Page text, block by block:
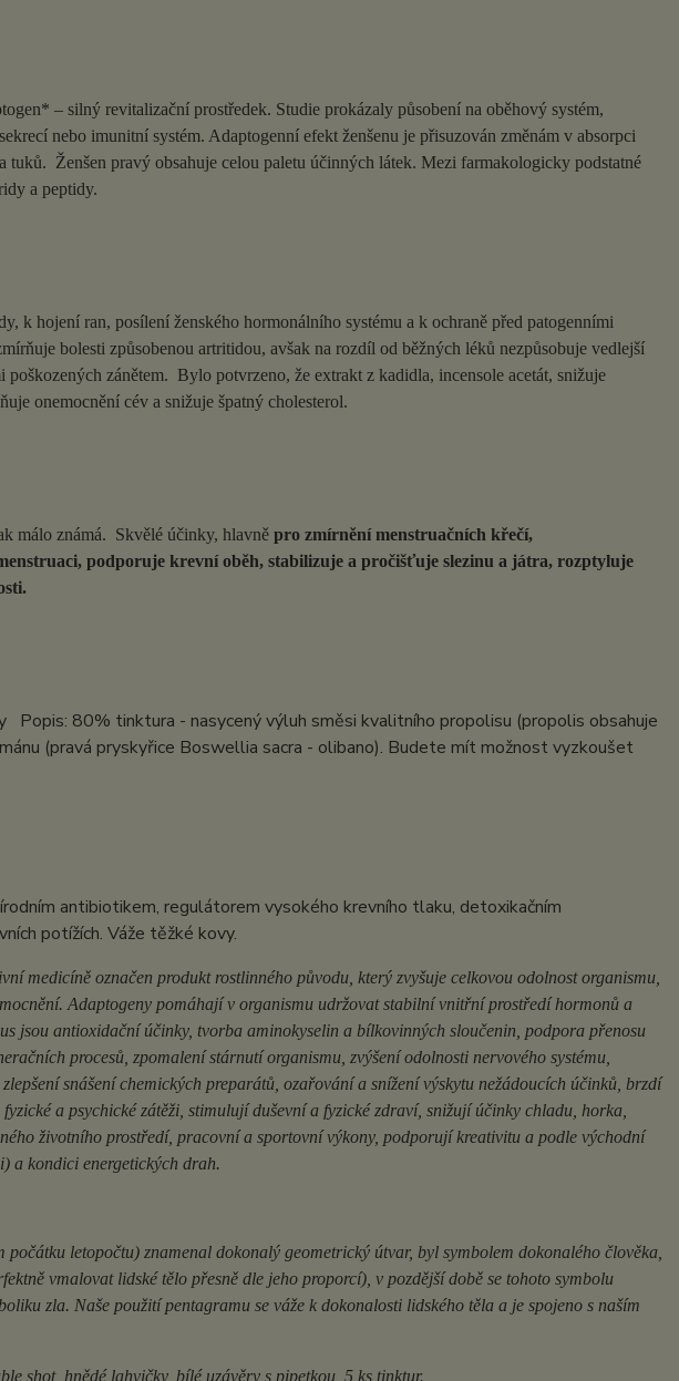
– silný revitalizační prostředek. Studie prokázaly působení na oběhový systém,
nebo imunitní systém. Adaptogenní efekt ženšenu je přisuzován změnám v absorpci
tuků. Ženšen pravý obsahuje celou paletu účinných látek. Mezi farmakologicky podstatné
a peptidy.
k hojení ran, posílení ženského hormonálního systému a k ochraně před patogenními
bolesti způsobenou artritidou, avšak na rozdíl od běžných léků nezpůsobuje vedlejší
zánětem. Bylo potvrzeno, že extrakt z kadidla, incensole acetát, snižuje
onemocnění cév a snižuje špatný cholesterol.
málo známá. Skvělé účinky, hlavně pro zmírnění menstruačních křečí,
podporuje krevní oběh, stabilizuje a pročišťuje slezinu a játra, rozptyluje
80% tinktura - nasycený výluh směsi kvalitního propolisu (propolis obsahuje
(pravá pryskyřice Boswellia sacra - olibano). Budete mít možnost vyzkoušet
antibiotikem, regulátorem vysokého krevního tlaku, detoxikačním
potížích. Váže těžké kovy.
medicíně označen produkt rostlinného původu, který zvyšuje celkovou odolnost organismu,
Adaptogeny pomáhají v organismu udržovat stabilní vnitřní prostředí hormonů a
jsou antioxidační účinky, tvorba aminokyselin a bílkovinných sloučenin, podpora přenosu
procesů, zpomalení stárnutí organismu, zvýšení odolnosti nervového systému,
snášení chemických preparátů, ozařování a snížení výskytu nežádoucích účinků, brzdí
a psychické zátěži, stimulují duševní a fyzické zdraví, snižují účinky chladu, horka,
životního prostředí, pracovní a sportovní výkony, podporují kreativitu a podle východní
a kondici energetických drah.
letopočtu) znamenal dokonalý geometrický útvar, byl symbolem dokonalého člověka,
vmalovat lidské tělo přesně dle jeho proporcí), v pozdější době se tohoto symbolu
zla. Naše použití pentagramu se váže k dokonalosti lidského těla a je spojeno s naším
shot, hnědé lahvičky, bílé uzávěry s pipetkou, 5 ks tinktur.